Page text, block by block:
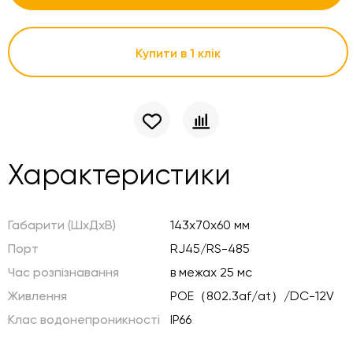
Купити в 1 клік
Характеристики
Габарити (ШхДхВ)
143x70x60 мм
Порт
RJ45/RS-485
Час розпізнавання
в межах 25 мс
Живлення
POE（802.3af/at）/DC-12V
Клас водонепроникності
IP66